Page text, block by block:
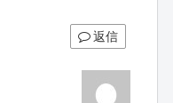
返信